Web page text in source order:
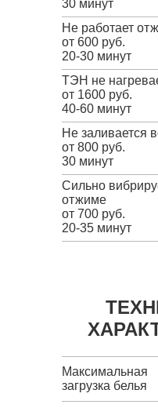
30 минут
Не работает
от 600 руб.
20-30 минут
ТЭН не
от 1600 руб.
40-60 минут
Не заливается
от 800 руб.
30 минут
Сильно
отжиме
от 700 руб.
20-35 минут
Максимальная
загрузка белья